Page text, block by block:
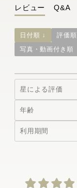
レビュー Q&A
日付順 ↓ 評価順
写真・動画付き順